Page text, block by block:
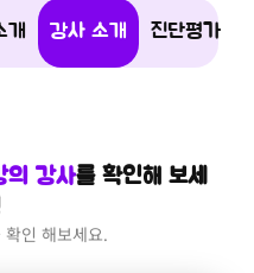
개 강사 소개 진단평가
의 강사를 확인해 보세
인 해보세요.